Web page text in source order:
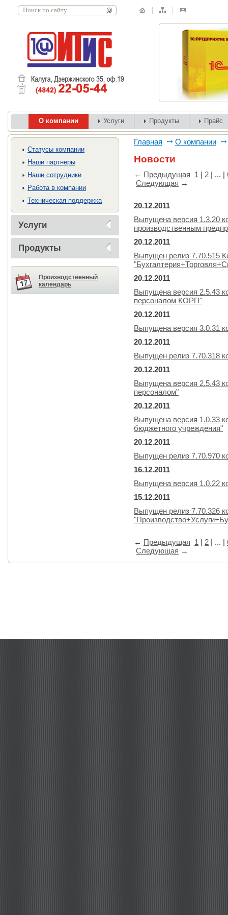
О компании Услуги Продукты Прайс
Cтатусы компании
Наши партнеры
Наши сотрудники
Работа в компании
Техническая поддержка
Услуги
Продукты
Производственный
календарь
Главная О компании
Новости
← Предыдущая 1 | 2 | ... |
Следующая →
20.12.2011
Выпущена версия 1.3.20
производственным
20.12.2011
Выпущен релиз 7.70.515
20.12.2011
Выпущена версия 2.5.43
персоналом КОРП"
20.12.2011
Выпущена версия 3.0.31
20.12.2011
Выпущен релиз 7.70.318
20.12.2011
Выпущена версия 2.5.43
персоналом"
20.12.2011
Выпущена версия 1.0.33
бюджетного учреждения"
20.12.2011
Выпущен релиз 7.70.970
16.12.2011
Выпущена версия 1.0.22
15.12.2011
Выпущен релиз 7.70.326
← Предыдущая 1 | 2 | ... |
Следующая →